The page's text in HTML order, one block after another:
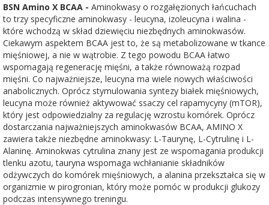
BSN Amino X BCAA - Aminokwasy o rozgałęzionych łańcuchach
to trzy specyficzne aminokwasy - leucyna, izoleucyna i walina -
które wchodzą w skład dziewięciu niezbędnych aminokwasów.
Ciekawym aspektem BCAA jest to, że są metabolizowane w tkance
mięśniowej, a nie w wątrobie. Z tego powodu BCAA łatwo
wspomagają regenerację mięśni, a także równoważą rozpad
mięśni. Co najważniejsze, leucyna ma wiele nowych właściwości
anabolicznych. Oprócz stymulowania syntezy białek mięśniowych,
leucyna może również aktywować ssaczy cel rapamycyny (mTOR),
który jest odpowiedzialny za regulację wzrostu komórek. Oprócz
dostarczania najważniejszych aminokwasów BCAA, AMINO X
zawiera także niezbędne aminokwasy: L-Taurynę, L-Cytrulinę i L-
Alaninę. Aminokwas cytrulina znany jest ze wspomagania produkcji
tlenku azotu, tauryna wspomaga wchłanianie składników
odżywczych do komórek mięśniowych, a alanina przekształca się w
organizmie w pirogronian, który może pomóc w produkcji glukozy
podczas intensywnego treningu.